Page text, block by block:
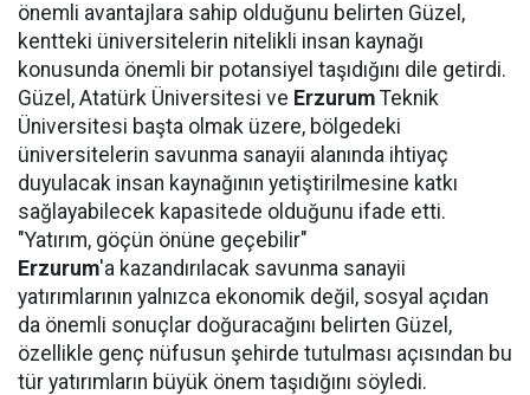
önemli avantajlara sahip olduğunu belirten Güzel,
kentteki üniversitelerin nitelikli insan kaynağı
konusunda önemli bir potansiyel taşıdığını dile getirdi.
Güzel, Atatürk Üniversitesi ve Erzurum Teknik
Üniversitesi başta olmak üzere, bölgedeki
üniversitelerin savunma sanayii alanında ihtiyaç
duyulacak insan kaynağının yetiştirilmesine katkı
sağlayabilecek kapasitede olduğunu ifade etti.
"Yatırım, göçün önüne geçebilir"
Erzurum'a kazandırılacak savunma sanayii
yatırımlarının yalnızca ekonomik değil, sosyal açıdan
da önemli sonuçlar doğuracağını belirten Güzel,
özellikle genç nüfusun şehirde tutulması açısından bu
tür yatırımların büyük önem taşıdığını söyledi.